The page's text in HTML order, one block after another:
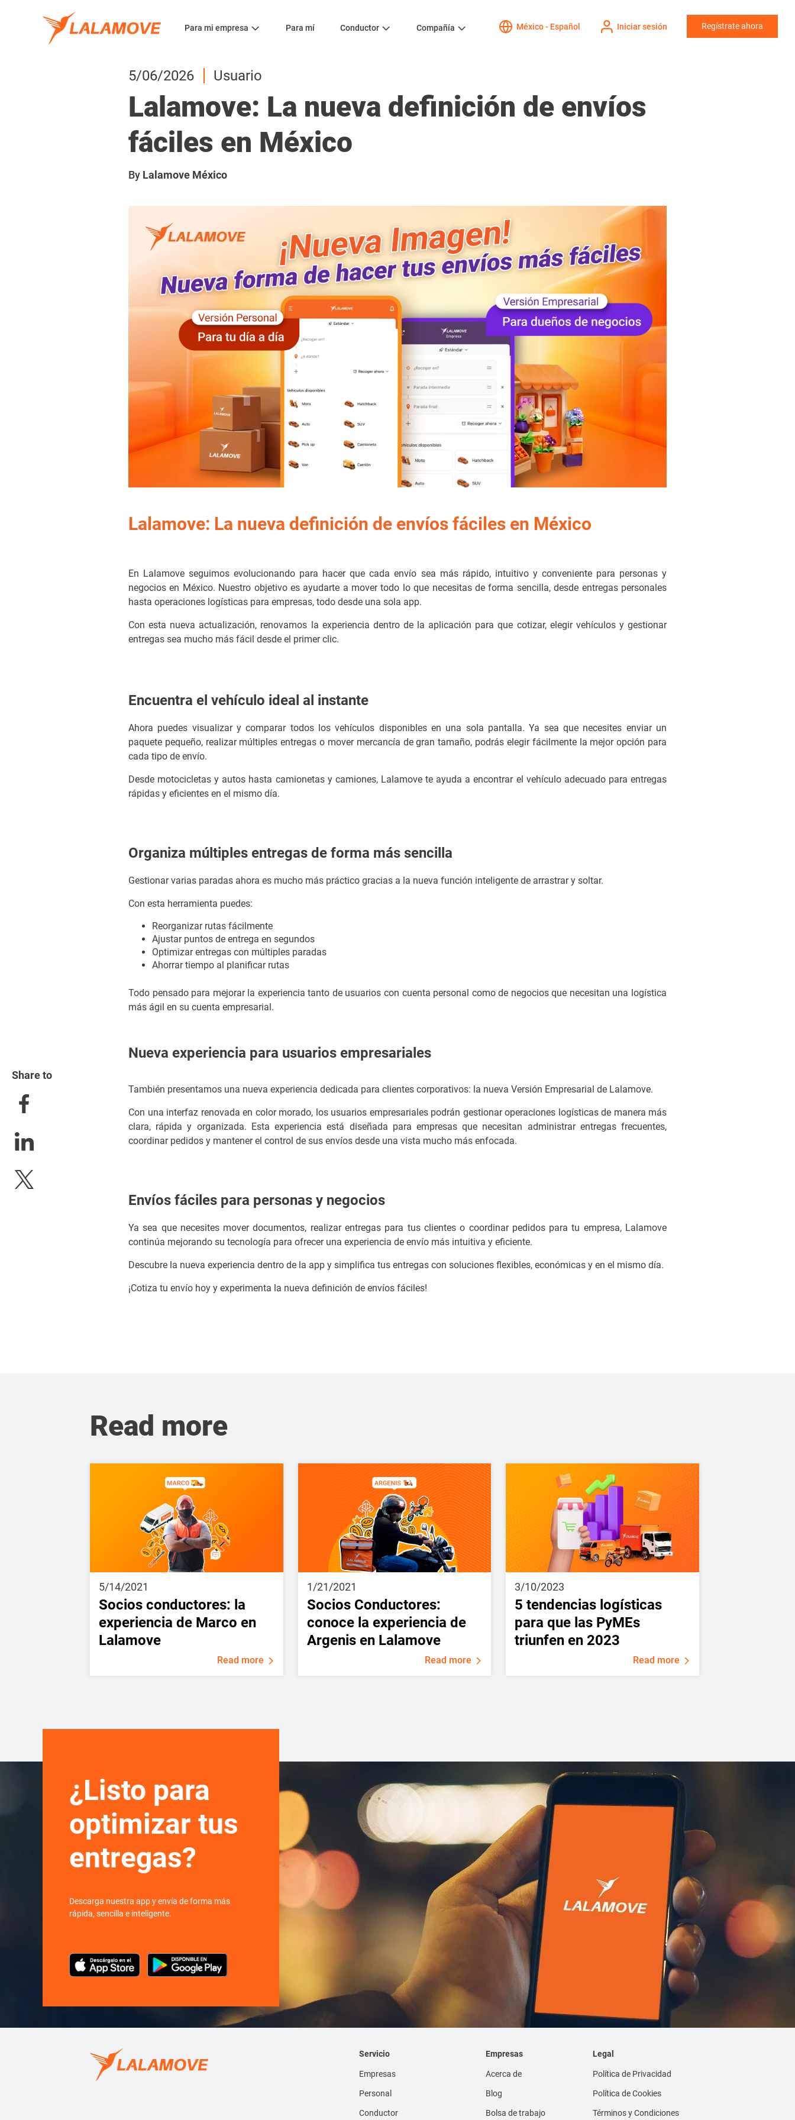
Para mi empresa Para mí Conductor Compañía México - Español Iniciar sesión Regístrate ahora
5/06/2026 Usuario
Lalamove: La nueva definición de envíos
fáciles en México
By Lalamove México
Lalamove: La nueva definición de envíos fáciles en México
En Lalamove seguimos evolucionando para hacer que cada envío sea más rápido, intuitivo y conveniente para personas y
negocios en México. Nuestro objetivo es ayudarte a mover todo lo que necesitas de forma sencilla, desde entregas personales
hasta operaciones logísticas para empresas, todo desde una sola app.
Con esta nueva actualización, renovamos la experiencia dentro de la aplicación para que cotizar, elegir vehículos y gestionar
entregas sea mucho más fácil desde el primer clic.
Encuentra el vehículo ideal al instante
Ahora puedes visualizar y comparar todos los vehículos disponibles en una sola pantalla. Ya sea que necesites enviar un
paquete pequeño, realizar múltiples entregas o mover mercancía de gran tamaño, podrás elegir fácilmente la mejor opción para
cada tipo de envío.
Desde motocicletas y autos hasta camionetas y camiones, Lalamove te ayuda a encontrar el vehículo adecuado para entregas
rápidas y eficientes en el mismo día.
Organiza múltiples entregas de forma más sencilla
Gestionar varias paradas ahora es mucho más práctico gracias a la nueva función inteligente de arrastrar y soltar.
Con esta herramienta puedes:
Reorganizar rutas fácilmente
Ajustar puntos de entrega en segundos
Optimizar entregas con múltiples paradas
Ahorrar tiempo al planificar rutas
Todo pensado para mejorar la experiencia tanto de usuarios con cuenta personal como de negocios que necesitan una logística
más ágil en su cuenta empresarial.
Nueva experiencia para usuarios empresariales
También presentamos una nueva experiencia dedicada para clientes corporativos: la nueva Versión Empresarial de Lalamove.
Con una interfaz renovada en color morado, los usuarios empresariales podrán gestionar operaciones logísticas de manera más
clara, rápida y organizada. Esta experiencia está diseñada para empresas que necesitan administrar entregas frecuentes,
coordinar pedidos y mantener el control de sus envíos desde una vista mucho más enfocada.
Envíos fáciles para personas y negocios
Ya sea que necesites mover documentos, realizar entregas para tus clientes o coordinar pedidos para tu empresa, Lalamove
continúa mejorando su tecnología para ofrecer una experiencia de envío más intuitiva y eficiente.
Descubre la nueva experiencia dentro de la app y simplifica tus entregas con soluciones flexibles, económicas y en el mismo día.
¡Cotiza tu envío hoy y experimenta la nueva definición de envíos fáciles!
Read more
5/14/2021
Socios conductores: la
experiencia de Marco en
Lalamove
Read more
1/21/2021
Socios Conductores:
conoce la experiencia de
Argenis en Lalamove
Read more
3/10/2023
5 tendencias logísticas
para que las PyMEs
triunfen en 2023
Read more
Share to
¿Listo para
optimizar tus
entregas?
Descarga nuestra app y envía de forma más
rápida, sencilla e inteligente.
Servicio
Empresas
Personal
Conductor
Empresas
Acerca de
Blog
Bolsa de trabajo
Legal
Política de Privacidad
Política de Cookies
Términos y Condiciones